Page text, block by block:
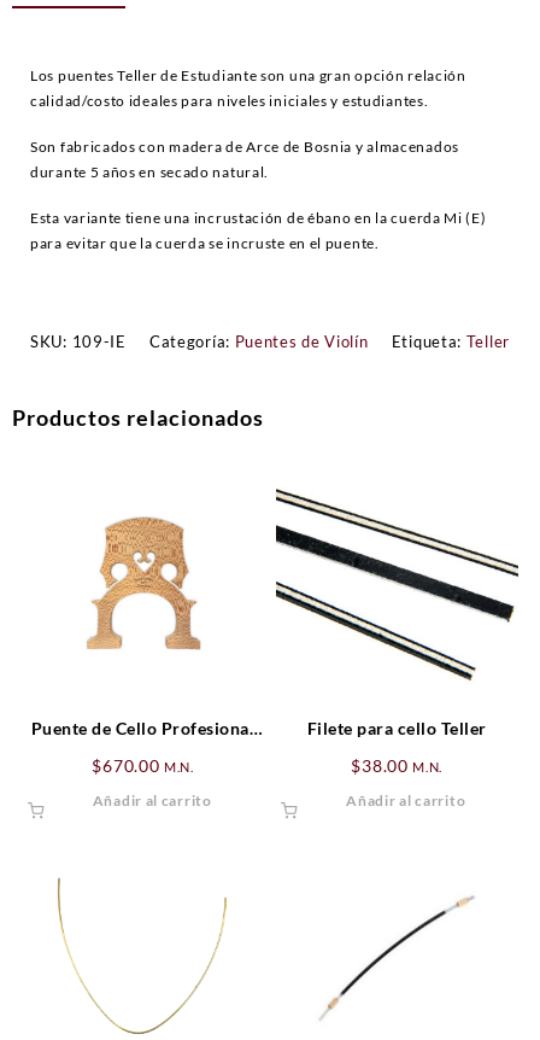
Los puentes Teller de Estudiante son una gran opción relación
calidad/costo ideales para niveles iniciales y estudiantes.
Son fabricados con madera de Arce de Bosnia y almacenados
durante 5 años en secado natural.
Esta variante tiene una incrustación de ébano en la cuerda Mi (E)
para evitar que la cuerda se incruste en el puente.
SKU: 109-IE Categoría: Puentes de Violín Etiqueta: Teller
Productos relacionados
Puente de Cello Profesional
$670.00 M.N.
Añadir al carrito
Filete para cello Teller
$38.00 M.N.
Añadir al carrito